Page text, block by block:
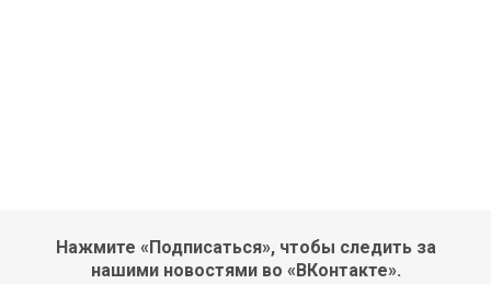
Нажмите «Подписаться», чтобы следить за
нашими новостями во «ВКонтакте».